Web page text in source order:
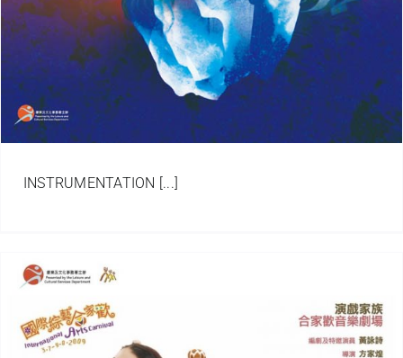
INSTRUMENTATION [...]